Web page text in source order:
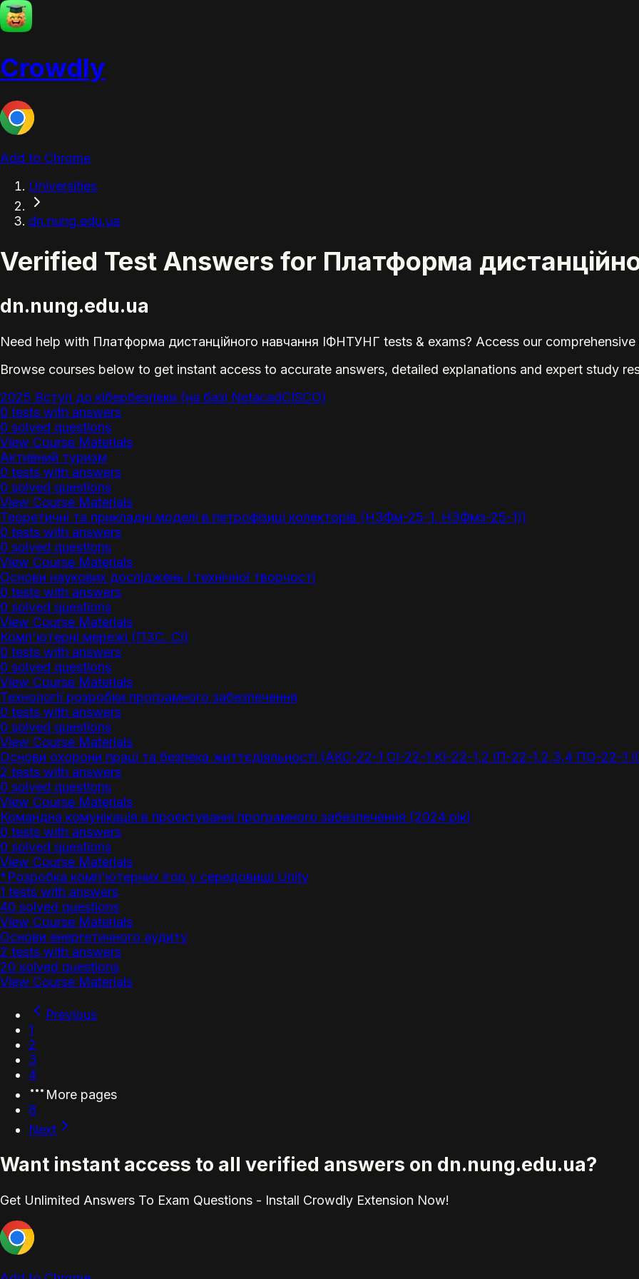
Crowdly
Add to Chrome
Universities
dn.nung.edu.ua
Verified Test Answers for Платформа
dn.nung.edu.ua
Need help with Платформа дистанційного навчання ІФНТУНГ tests & exams? Access our
Browse courses below to get instant access to accurate answers, detailed explanations and expert study
2025 Вступ до кібербезпеки (на базі NetacadCISCO)
0 tests with answers
0 solved questions
View Course Materials
Активний туризм
0 tests with answers
0 solved questions
View Course Materials
Теоретичні та прикладні моделі в петрофізиці колекторів (НЗФм-25-1, НЗФмз-25-1))
0 tests with answers
0 solved questions
View Course Materials
Основи наукових досліджень і технічної творчості
0 tests with answers
0 solved questions
View Course Materials
Комп'ютерні мережі (ПЗС, СІ)
0 tests with answers
0 solved questions
View Course Materials
Технології розробки програмного забезпечення
0 tests with answers
0 solved questions
View Course Materials
Основи охорони праці та безпека життєдіяльності (АКС-22-1 СІ-22-1 КІ-22-1,2 ІП-22-1,2,3,4 ПО-22-1
2 tests with answers
0 solved questions
View Course Materials
Командна комунікація в проєктуванні програмного забезпечення (2024 рік)
0 tests with answers
0 solved questions
View Course Materials
*Розробка комп'ютерних ігор у середовищі Unity
1 tests with answers
40 solved questions
View Course Materials
Основи енергетичного аудиту
2 tests with answers
20 solved questions
View Course Materials
Previous
1
2
3
4
More pages
8
Next
Want instant access to all verified answers on dn.nung.edu.ua?
Get Unlimited Answers To Exam Questions - Install Crowdly Extension Now!